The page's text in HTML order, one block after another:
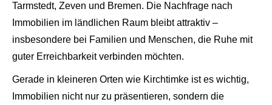
Tarmstedt, Zeven und Bremen. Die Nachfrage nach
Immobilien im ländlichen Raum bleibt attraktiv –
insbesondere bei Familien und Menschen, die Ruhe mit
guter Erreichbarkeit verbinden möchten.
Gerade in kleineren Orten wie Kirchtimke ist es wichtig,
Immobilien nicht nur zu präsentieren, sondern die